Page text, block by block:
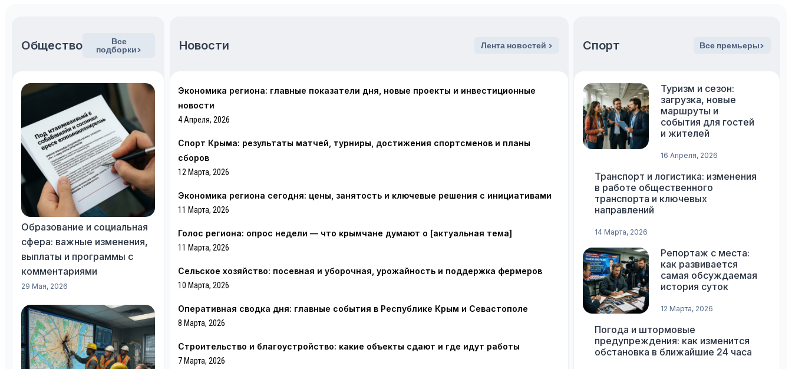
Общество Все
подборки>
Образование и социальная
сфера: важные изменения,
выплаты и программы с
комментариями
29 Мая, 2026
Новости Лента новостей >
Экономика региона: главные показатели дня, новые проекты и инвестиционные
новости
4 Апреля, 2026
Спорт Крыма: результаты матчей, турниры, достижения спортсменов и планы
сборов
12 Марта, 2026
Экономика региона сегодня: цены, занятость и ключевые решения с инициативами
11 Марта, 2026
Голос региона: опрос недели — что крымчане думают о [актуальная тема]
11 Марта, 2026
Сельское хозяйство: посевная и уборочная, урожайность и поддержка фермеров
10 Марта, 2026
Оперативная сводка дня: главные события в Республике Крым и Севастополе
8 Марта, 2026
Строительство и благоустройство: какие объекты сдают и где идут работы
7 Марта, 2026
Спорт Все премьеры>
Туризм и сезон:
загрузка, новые
маршруты и
события для гостей
и жителей
16 Апреля, 2026
Транспорт и логистика: изменения
в работе общественного
транспорта и ключевых
направлений
14 Марта, 2026
Репортаж с места:
как развивается
самая обсуждаемая
история суток
12 Марта, 2026
Погода и штормовые
предупреждения: как изменится
обстановка в ближайшие 24 часа